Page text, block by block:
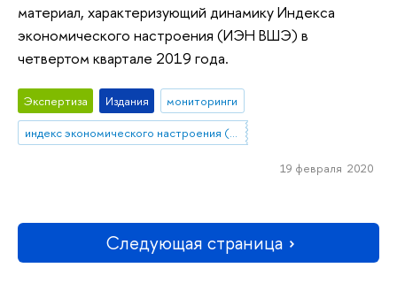
материал, характеризующий динамику Индекса
экономического настроения (ИЭН ВШЭ) в
четвертом квартале 2019 года.
Экспертиза Издания
мониторинги
индекс экономического настроения (ИЭН ВШЭ)
19 февраля 2020
Следующая страница